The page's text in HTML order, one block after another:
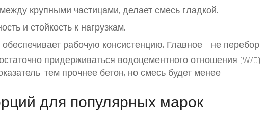
крупными частицами, делает смесь гладкой.
и стойкость к нагрузкам.
рабочую консистенцию. Главное – не перебор.
придерживаться водоцементного отношения (W/C)
тем прочнее бетон, но смесь будет менее
для популярных марок